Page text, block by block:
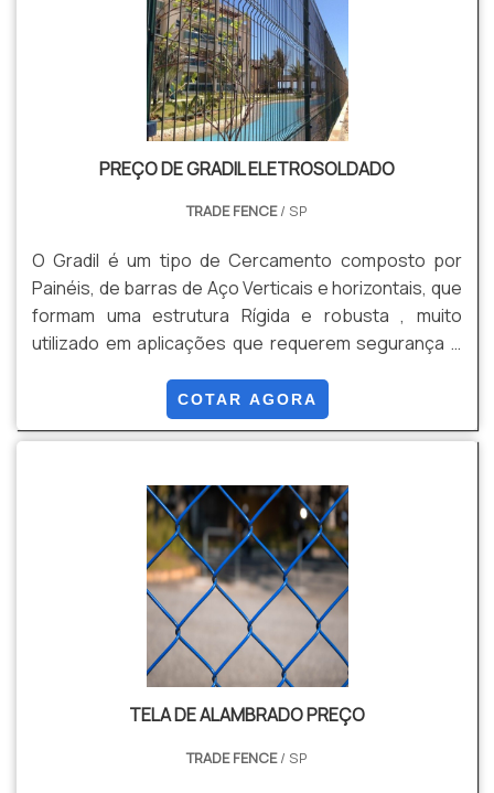
PREÇO DE GRADIL ELETROSOLDADO
TRADE FENCE/ SP
O Gradil é um tipo de Cercamento composto por
Painéis, de barras de Aço Verticais e horizontais, que
formam uma estrutura Rígida e robusta , muito
utilizado em aplicações que requerem segurança e
Aço Galvanizado com Pintura Eletrostática Epóxi , ou
com Revestimentos em PVC. Dentre suas Vantagens
Versatilidade, Facilidade e Rapidez de instalação
COTAR AGORA
TELA DE ALAMBRADO PREÇO
TRADE FENCE/ SP